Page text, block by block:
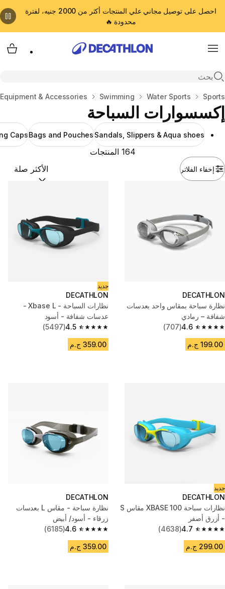
احصل على توصيل مجاني علي المنتجات أكثر من 2000 جنيه، لفترة
محدودة 🔥
Menu
Open search
المنزل
Sports
Water Sports
Swimming
& Accessories
إكسسوارات السباحة
Sandals, Slippers & Aqua shoes
Bags and Pouches
Caps
إخفاء الفلاتر
164 المنتجات
ترتيب حسب:
DECATHLON
نظارة سباحة بمقاس واحد بعدسات
شفافة – رمادي
4.6
4.6 out of 5 stars from 707 reviews
(707)
199.00 ج.م
جديد
DECATHLON
نظارات السباحة - Xbase L -
عدسات شفافة - أسود
4.5
4.5 out of 5 stars from 5497 reviews
(5497)
359.00 ج.م
جديد
DECATHLON
نظارات سباحة 100 XBASE مقاس S
- أزرق أصفر
4.7
4.7 out of 5 stars from 4638 reviews
(4638)
299.00 ج.م
DECATHLON
نظارة سباحة - مقاس L بعدسات
زرقاء - أسود/ أبيض
4.6
4.6 out of 5 stars from 6185 reviews
(6185)
359.00 ج.م